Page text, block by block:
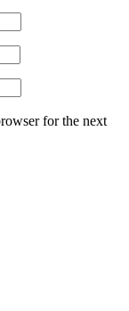
for the next